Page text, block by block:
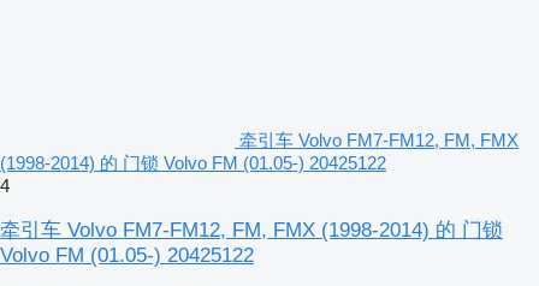
牵引车 Volvo FM7-FM12, FM, FMX
(1998-2014) 的 门锁 Volvo FM (01.05-) 20425122
4
牵引车 Volvo FM7-FM12, FM, FMX (1998-2014) 的 门锁
Volvo FM (01.05-) 20425122